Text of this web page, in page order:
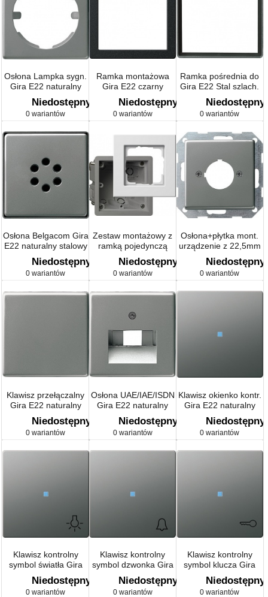
Osłona Lampka sygn.
Gira E22 naturalny
stalowy
Niedostępny
0 wariantów
Ramka montażowa
Gira E22 czarny
matowy
Niedostępny
0 wariantów
Ramka pośrednia do
Gira E22 Stal szlach.
20 21
Niedostępny
0 wariantów
Osłona Belgacom Gira
E22 naturalny stalowy
Niedostępny
0 wariantów
Zestaw montażowy z
ramką pojedynczą
Gira E22 biały
Niedostępny
0 wariantów
Osłona+płytka mont.
urządzenie z 22,5mm
Gira E22 naturalny
stalowy
Niedostępny
0 wariantów
Klawisz przełączalny
Gira E22 naturalny
stalowy
Niedostępny
0 wariantów
Osłona UAE/IAE/ISDN
Gira E22 naturalny
stalowy
Niedostępny
0 wariantów
Klawisz okienko kontr.
Gira E22 naturalny
stalowy
Niedostępny
0 wariantów
Klawisz kontrolny
symbol światła Gira
E22 naturalny stalowy
Niedostępny
0 wariantów
Klawisz kontrolny
symbol dzwonka Gira
E22 naturalny stalowy
Niedostępny
0 wariantów
Klawisz kontrolny
symbol klucza Gira
E22 naturalny stalowy
Niedostępny
0 wariantów